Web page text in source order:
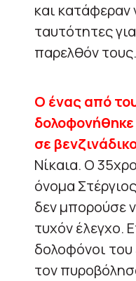
και
ταυτότητες
παρελθόν τους.
Ο ένας από
δολοφονήθηκε
σε
Νίκαια. Ο
όνομα
δεν μπορούσε
τυχόν έλεγχο.
δολοφόνοι του
τον